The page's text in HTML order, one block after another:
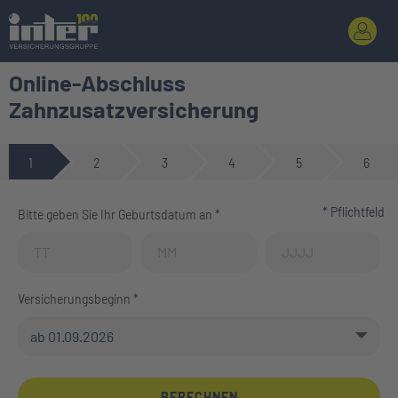
Online-Abschluss
Zahnzusatzversicherung
1 2 3 4 5 6
Bitte geben Sie Ihr Geburtsdatum an *
* Pflichtfeld
Versicherungsbeginn *